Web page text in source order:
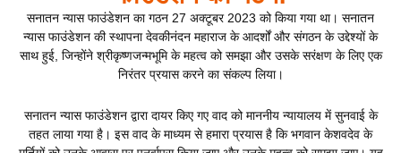
सनातन न्यास फाउंडेशन का गठन 27 अक्टूबर 2023 को किया गया था। सनातन
न्यास फाउंडेशन की स्थापना देवकीनंदन महाराज के आदर्शों और संगठन के उद्देश्यों के
साथ हुई, जिन्होंने श्रीकृष्णजन्मभूमि के महत्व को समझा और उसके सरंक्षण के लिए एक
निरंतर प्रयास करने का संकल्प लिया।
सनातन न्यास फाउंडेशन द्वारा दायर किए गए वाद को माननीय न्यायालय में सुनवाई के
तहत लाया गया है। इस वाद के माध्यम से हमारा प्रयास है कि भगवान केशवदेव के